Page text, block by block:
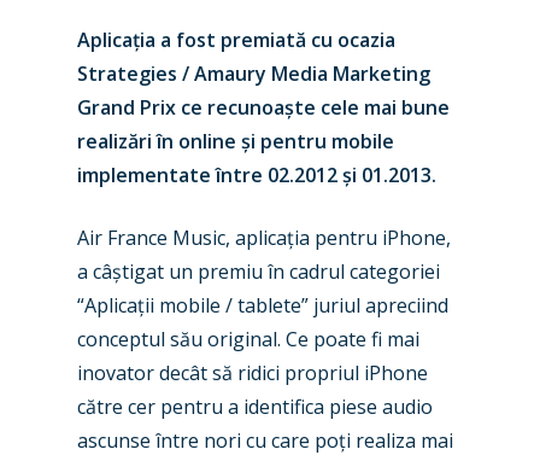
Aplicația a fost premiată cu ocazia
Strategies / Amaury Media Marketing
Grand Prix ce recunoaște cele mai bune
realizări în online și pentru mobile
implementate între 02.2012 și 01.2013.
Air France Music, aplicația pentru iPhone,
a câștigat un premiu în cadrul categoriei
“Aplicații mobile / tablete” juriul apreciind
conceptul său original. Ce poate fi mai
inovator decât să ridici propriul iPhone
către cer pentru a identifica piese audio
ascunse între nori cu care poți realiza mai